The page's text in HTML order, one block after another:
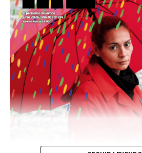
Descargar la Mu en PDF